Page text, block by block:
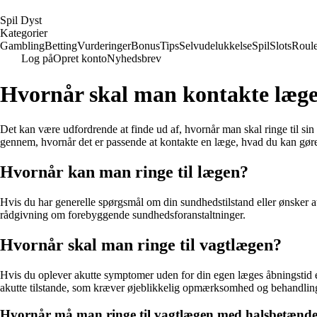
Spil Dyst
Kategorier
GamblingBettingVurderingerBonusTipsSelvudelukkelseSpilSlots
Log påOpret kontoNyhedsbrev
Hvornår skal man kontakte
Det kan være udfordrende at finde ud af, hvornår man skal ringe til
gennem, hvornår det er passende at kontakte en læge, hvad du kan
Hvornår kan man ringe til lægen?
Hvis du har generelle spørgsmål om din sundhedstilstand eller
rådgivning om forebyggende sundhedsforanstaltninger.
Hvornår skal man ringe til vagtlægen?
Hvis du oplever akutte symptomer uden for din egen læges
akutte tilstande, som kræver øjeblikkelig opmærksomhed og